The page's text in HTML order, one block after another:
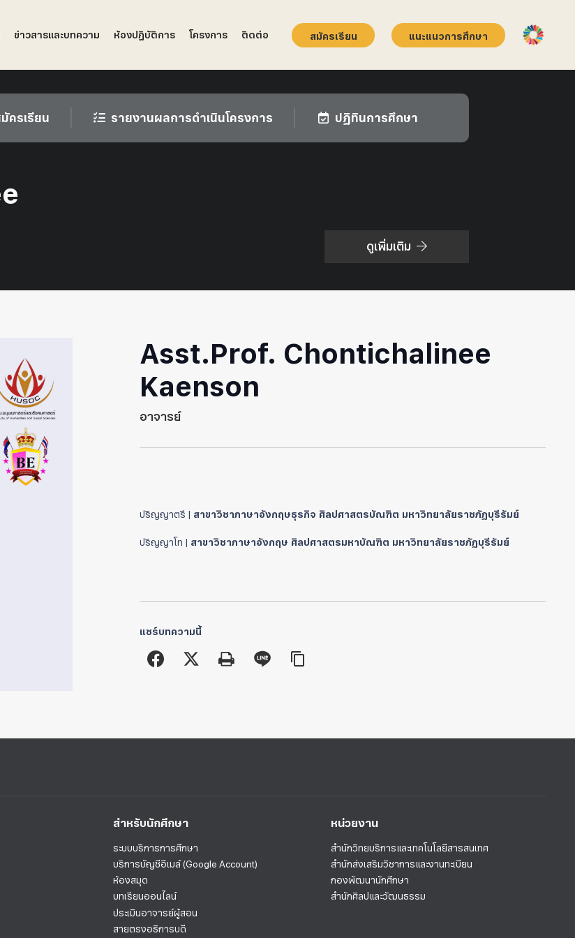
ข่าวสารและบทความ ห้องปฏิบัติการ โครงการ ติดต่อ สมัครเรียน แนะแนวการศึกษา
ครเรียน รายงานผลการดำเนินโครงการ ปฏิทินการศึกษา
ดูเพิ่มเติม
Asst.Prof. Chontichalinee
Kaenson
อาจารย์
ปริญญาตรี | สาขาวิชาภาษาอังกฤษธุรกิจ ศิลปศาสตรบัณฑิต มหาวิทยาลัยราชภัฏบุรีรัมย์
ปริญญาโท | สาขาวิชาภาษาอังกฤษ ศิลปศาสตรมหาบัณฑิต มหาวิทยาลัยราชภัฏบุรีรัมย์
แชร์บทความนี้
สำหรับนักศึกษา
ระบบบริการการศึกษา
บริการบัญชีอีเมล์ (Google Account)
ห้องสมุด
บทเรียนออนไลน์
ประเมินอาจารย์ผู้สอน
สายตรงอธิการบดี
หน่วยงาน
สำนักวิทยบริการและเทคโนโลยีสารสนเทศ
สำนักส่งเสริมวิชาการและงานทะเบียน
กองพัฒนานักศึกษา
สำนักศิลปและวัฒนธรรม